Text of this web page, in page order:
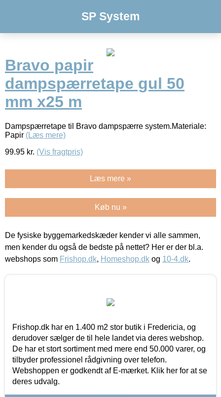
SP System
Bravo papir
dampspærretape gul 50
mm x25 m
Dampspærretape til Bravo dampspærre system.Materiale:
Papir (Læs mere)
99.95 kr. (Vis fragtpris)
Læs mere »
Køb nu »
De fysiske byggemarkedskæder kender vi alle sammen,
men kender du også de bedste på nettet? Her er der bl.a.
webshops som Frishop.dk, Homeshop.dk og 10-4.dk.
Frishop.dk har en 1.400 m2 stor butik i Fredericia, og
derudover sælger de til hele landet via deres webshop.
De har et stort sortiment med mere end 50.000 varer, og
tilbyder professionel rådgivning over telefon.
Webshoppen er godkendt af E-mærket. Klik her for at se
deres udvalg.